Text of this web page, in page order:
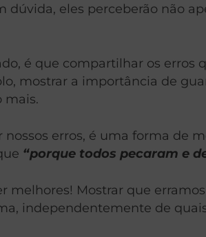
dúvida, eles perceberão não
é que compartilhar os
mostrar a importância de
mais.
erros, é uma forma de
“porque todos pecaram e
melhores! Mostrar que
independentemente de